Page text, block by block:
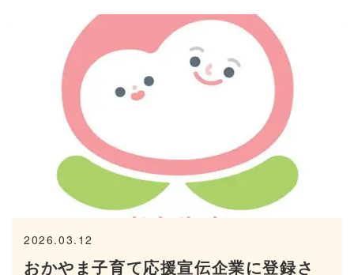
おかやま子育て応援宣伝企業に登録さ
2026.03.12